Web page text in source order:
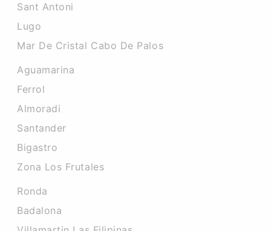
Sant Antoni
Lugo
Mar De Cristal Cabo De Palos
Aguamarina
Ferrol
Almoradi
Santander
Bigastro
Zona Los Frutales
Ronda
Badalona